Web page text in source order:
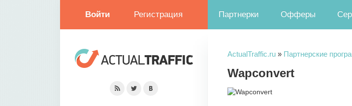
Войти Регистрация Партнерки Офферы
ActualTraffic.ru » Партнерские
Wapconvert